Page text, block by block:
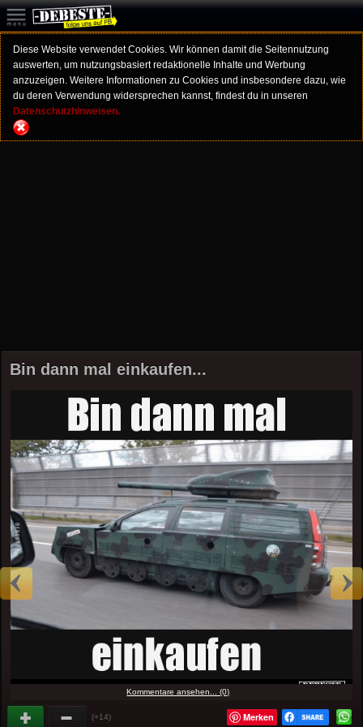
Diese Website verwendet Cookies. Wir können damit die Seitennutzung
auswerten, um nutzungsbasiert redaktionelle Inhalte und Werbung
anzuzeigen. Weitere Informationen zu Cookies und insbesondere dazu, wie
du deren Verwendung widersprechen kannst, findest du in unseren
Datenschutzhinweisen.
Bin dann mal einkaufen...
Kommentare ansehen... (0)
(+14) Merken